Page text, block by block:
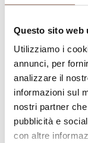
Questo sito web
Utilizziamo i
annunci, per
analizzare il
informazioni sul
nostri partner
pubblicità e
con altre
La
Pianifica dove
visitare in ogni
un